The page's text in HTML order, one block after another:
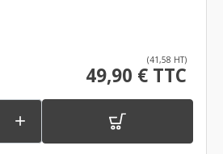
(41,58 HT)
49,90 € TTC
